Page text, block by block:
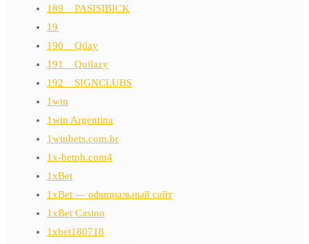
189__PASISIBICK
19
190__Qilay
191__Quilazy
192__SIGNCLUBS
1win
1win Argentina
1winbets.com.br
1x-betph.com4
1xBet
1xBet — официальный сайт
1xBet Casino
1xbet180718